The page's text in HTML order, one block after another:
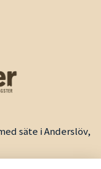
säte i Anderslöv,